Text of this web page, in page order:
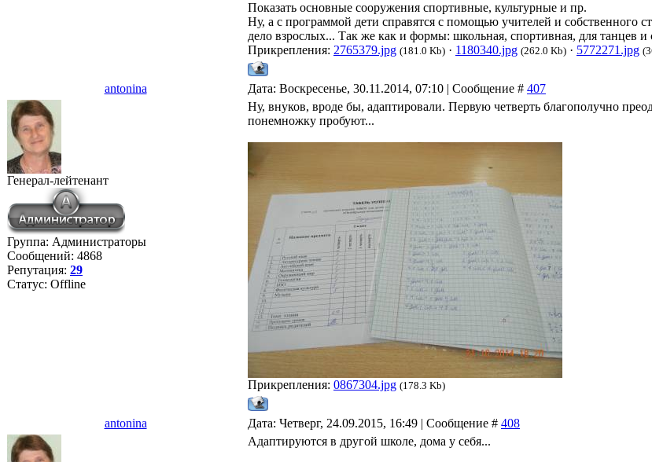
Показать основные сооружения спортивные, культурные и пр.
Ну, а с программой дети справятся с помощью учителей и собственного
дело взрослых... Так же как и формы: школьная, спортивная, для танцев и
Прикрепления: 2765379.jpg (181.0 Kb) · 1180340.jpg (262.0 Kb) · 5772271.jpg
antonina Дата: Воскресенье, 30.11.2014, 07:10 | Сообщение # 407
Генерал-лейтенант
Группа: Администраторы
Сообщений: 4868
Репутация: 29
Статус: Offline
Ну, внуков, вроде бы, адаптировали. Первую четверть благополучно
понемножку пробуют...
Прикрепления: 0867304.jpg (178.3 Kb)
antonina Дата: Четверг, 24.09.2015, 16:49 | Сообщение # 408
Адаптируются в другой школе, дома у себя...